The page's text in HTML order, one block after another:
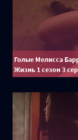
Голые Мелисса
Жизнь 1 сезон 3